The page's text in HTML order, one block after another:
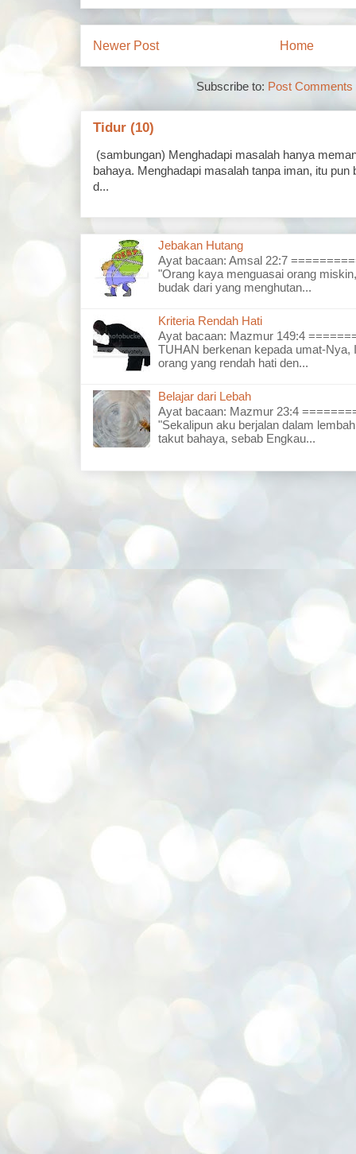
Newer Post Home
Subscribe to: Post Comments
Tidur (10)
(sambungan) Menghadapi masalah hanya
bahaya. Menghadapi masalah tanpa iman, itu
d...
Jebakan Hutang
Ayat bacaan: Amsal 22:7
"Orang kaya menguasai orang
budak dari yang menghutan...
Kriteria Rendah Hati
Ayat bacaan: Mazmur 149:4
TUHAN berkenan kepada umat-Nya,
orang yang rendah hati den...
Belajar dari Lebah
Ayat bacaan: Mazmur 23:4
"Sekalipun aku berjalan dalam
takut bahaya, sebab Engkau...